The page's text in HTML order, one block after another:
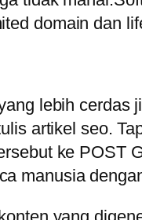
domain dan
lebih cerdas
artikel seo.
ke POST
manusia